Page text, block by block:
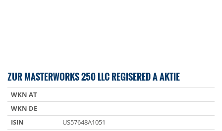
ZUR MASTERWORKS 250 LLC REGISERED A AKTIE
WKN AT
WKN DE
ISIN
US57648A1051